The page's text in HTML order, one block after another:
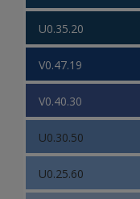
U0.35.20
V0.47.19
V0.40.30
U0.30.50
U0.25.60